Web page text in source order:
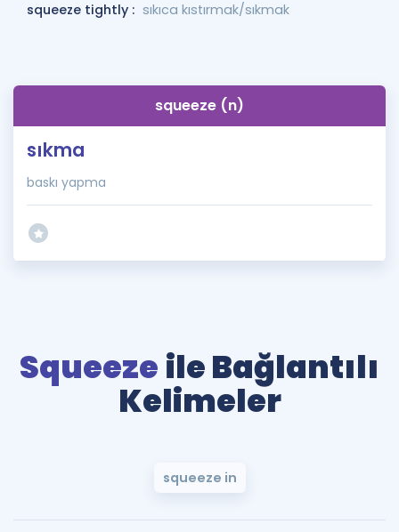
squeeze tightly : sıkıca kıstırmak/sıkmak
squeeze (n)
sıkma
baskı yapma
Squeeze ile Bağlantılı
Kelimeler
squeeze in